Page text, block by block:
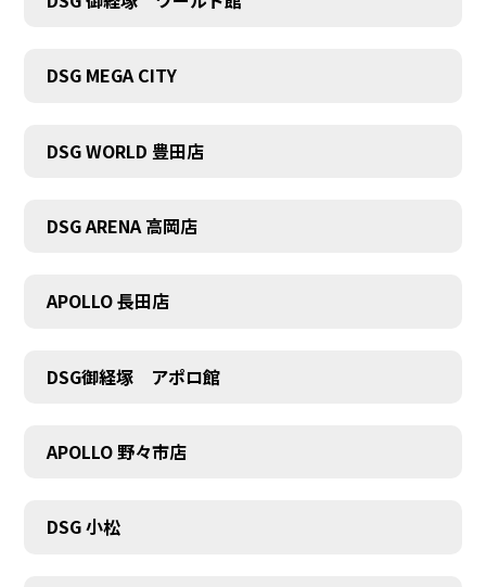
DSG MEGA CITY
DSG WORLD 豊田店
DSG ARENA 高岡店
APOLLO 長田店
DSG御経塚 アポロ館
APOLLO 野々市店
DSG 小松